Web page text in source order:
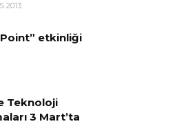
2013
etkinliği
Teknoloji
3 Mart’ta